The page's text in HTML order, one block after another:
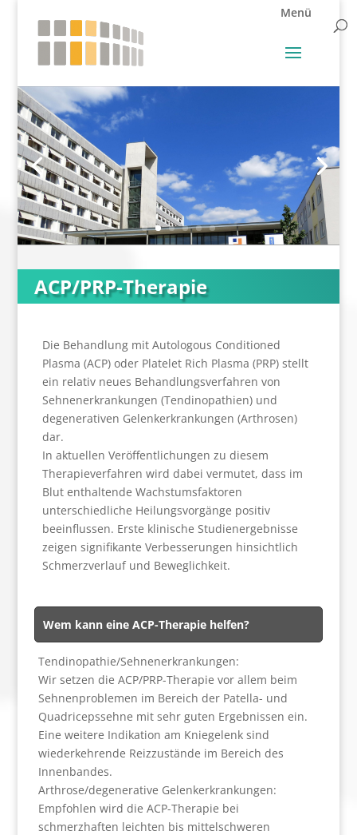
ACP/PRP-Therapie
Die Behandlung mit Autologous Conditioned
Plasma (ACP) oder Platelet Rich Plasma (PRP) stellt
ein relativ neues Behandlungsverfahren von
Sehnenerkrankungen (Tendinopathien) und
degenerativen Gelenkerkrankungen (Arthrosen)
dar.
In aktuellen Veröffentlichungen zu diesem
Therapieverfahren wird dabei vermutet, dass im
Blut enthaltende Wachstumsfaktoren
unterschiedliche Heilungsvorgänge positiv
beeinflussen. Erste klinische Studienergebnisse
zeigen signifikante Verbesserungen hinsichtlich
Schmerzverlauf und Beweglichkeit.
Wem kann eine ACP-Therapie helfen?
Tendinopathie/Sehnenerkrankungen:
Wir setzen die ACP/PRP-Therapie vor allem beim
Sehnenproblemen im Bereich der Patella- und
Quadricepssehne mit sehr guten Ergebnissen ein.
Eine weitere Indikation am Kniegelenk sind
wiederkehrende Reizzustände im Bereich des
Innenbandes.
Arthrose/degenerative Gelenkerkrankungen:
Empfohlen wird die ACP-Therapie bei
schmerzhaften leichten bis mittelschweren